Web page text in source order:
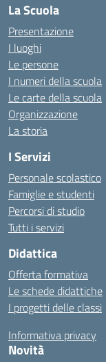
La Scuola
Presentazione
I luoghi
Le persone
I numeri della scuola
Le carte della scuola
Organizzazione
La storia
I Servizi
Personale scolastico
Famiglie e studenti
Percorsi di studio
Tutti i servizi
Didattica
Offerta formativa
Le schede didattiche
I progetti delle classi
Informativa privacy
Novità